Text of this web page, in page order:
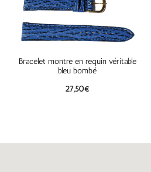
Bracelet montre en requin véritable
bleu bombé
27,50€